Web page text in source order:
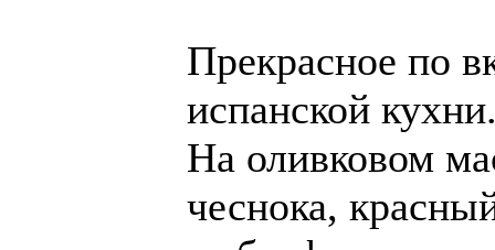
Прекрасное по
испанской
На оливковом
чеснока,